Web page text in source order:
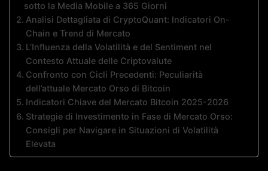
sotto la Media Mobile a 365 Giorni
Analisi Dettagliata di CryptoQuant: Indicatori On-
Chain e Trend di Mercato
L’Influenza della Volatilità e del Sentiment nel
Contesto Attuale delle Criptovalute
Confronto con Cicli Precedenti: Peculiarità
dell’attuale Mercato Orso di Bitcoin
Indicatori Chiave del Mercato Bitcoin 2025-2026
Strategie di Investimento in Fase di Mercato Orso:
Consigli per Navigare in Situazioni di Volatilità
Elevata